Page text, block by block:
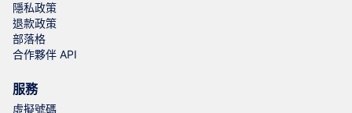
隱私政策
退款政策
部落格
合作夥伴 API
服務
虛擬號碼